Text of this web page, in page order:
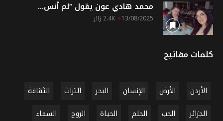
محمد هادي عون يقول “لم أنس...
13/08/2025 2.4K زائر
كلمات مفاتيح
الأردن الأرض الإنسان البحر التراث
الثقافة
الجزائر
الحب الحلم الحياة الروح
السماء